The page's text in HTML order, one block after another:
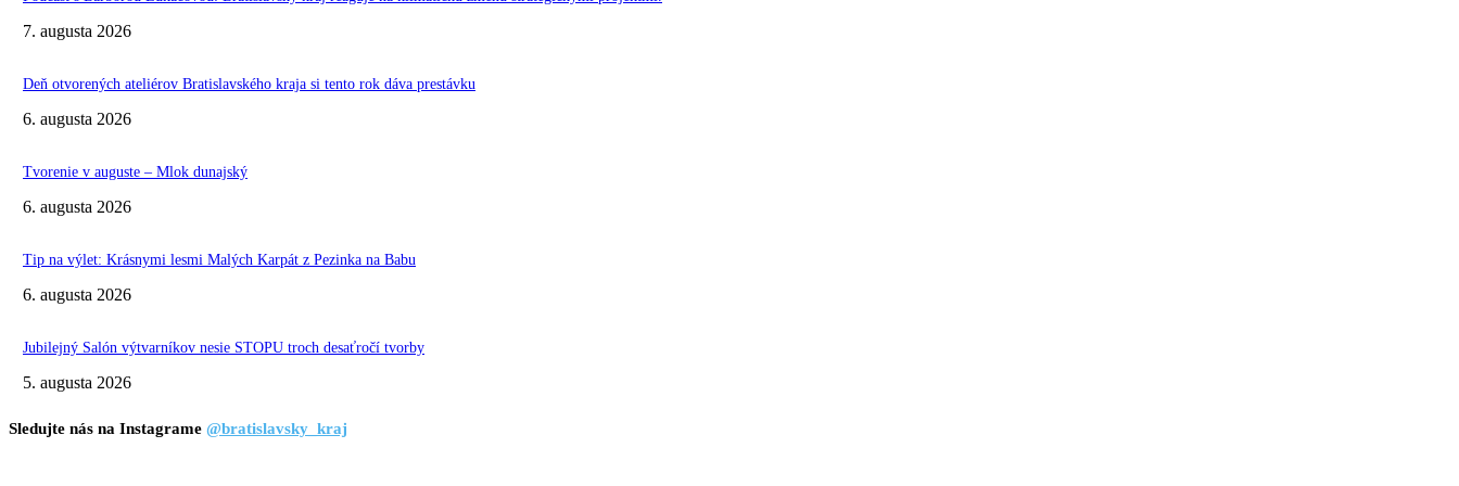
7. augusta 2026
Deň otvorených ateliérov Bratislavského kraja si tento rok dáva prestávku
6. augusta 2026
Tvorenie v auguste – Mlok dunajský
6. augusta 2026
Tip na výlet: Krásnymi lesmi Malých Karpát z Pezinka na Babu
6. augusta 2026
Jubilejný Salón výtvarníkov nesie STOPU troch desaťročí tvorby
5. augusta 2026
Sledujte nás na Instagrame @bratislavsky_kraj